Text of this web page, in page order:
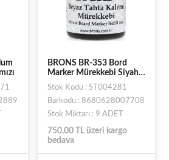
BRONS BR-353 Bord
Marker Mürekkebi Siyah
100xx
Stok Kodu : ST004281
Barkodu : 8680628007708
Stok Miktarı : 9 ADET
750,00 TL üzeri kargo
bedava